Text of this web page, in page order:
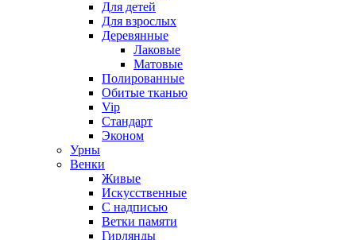
Для детей
Для взрослых
Деревянные
Лаковые
Матовые
Полированные
Обитые тканью
Vip
Стандарт
Эконом
Урны
Венки
Живые
Искусственные
С надписью
Ветки памяти
Гирлянды